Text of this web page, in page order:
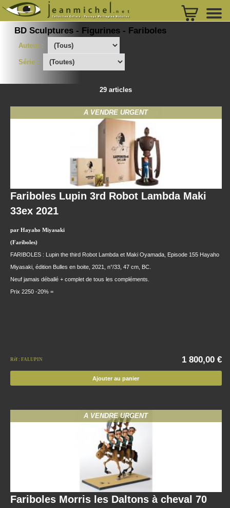
BD Sculptures - Figurines - Fariboles
Auteur :
Série :
29 articles
A VENDRE URGENT
Fariboles Lupin 3rd Robot Lambda Maki
33ex 2021
par Hayaho Miyasaki
(Fariboles)
FARIBOLES : Lupin the third Robot Lambda et Maki Oyamada, Episode 155 Hayaho
Miyasaki, édition Bulles en boite, 2021, n°/33, 47 cm, BC.
Neuf jamais déballé + complet de tous les compléments.
Prix 2250 -20% =
Réf : FALUPIN 1 800,00 €
Ajouter au panier
A VENDRE URGENT
Fariboles Morris les Daltons à cheval 70